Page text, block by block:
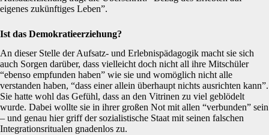
eigenes zukünftiges Leben”.
Ist das Demokratieerziehung?
An dieser Stelle der Aufsatz- und Erlebnispädagogik macht sie sich
auch Sorgen darüber, dass vielleicht doch nicht all ihre Mitschüler
“ebenso empfunden haben” wie sie und womöglich nicht alle
verstanden haben, “dass einer allein überhaupt nichts ausrichten kann”.
Sie hatte wohl das Gefühl, dass an den Vitrinen zu viel geblödelt
wurde. Dabei wollte sie in ihrer großen Not mit allen “verbunden” sein
– und genau hier griff der sozialistische Staat mit seinen falschen
Integrationsritualen gnadenlos zu.